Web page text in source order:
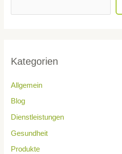
Kategorien
Allgemein
Blog
Dienstleistungen
Gesundheit
Produkte